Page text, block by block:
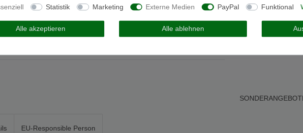
EU-Responsible Person
Statistik Marketing Externe Medien PayPal Funktional
Alle akzeptieren Alle ablehnen